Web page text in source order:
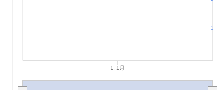
1. 1月
1